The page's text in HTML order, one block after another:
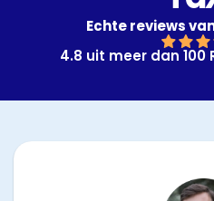
Echte reviews
4.8 uit meer dan 100